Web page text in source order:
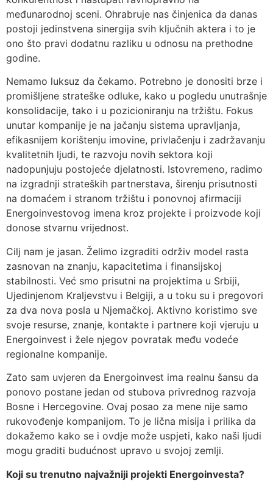
međunarodnoj sceni. Ohrabruje nas činjenica da danas
postoji jedinstvena sinergija svih ključnih aktera i to je
ono što pravi dodatnu razliku u odnosu na prethodne
godine.
Nemamo luksuz da čekamo. Potrebno je donositi brze i
promišljene strateške odluke, kako u pogledu unutrašnje
konsolidacije, tako i u pozicioniranju na tržištu. Fokus
unutar kompanije je na jačanju sistema upravljanja,
efikasnijem korištenju imovine, privlačenju i zadržavanju
kvalitetnih ljudi, te razvoju novih sektora koji
nadopunjuju postojeće djelatnosti. Istovremeno, radimo
na izgradnji strateških partnerstava, širenju prisutnosti
na domaćem i stranom tržištu i ponovnoj afirmaciji
Energoinvestovog imena kroz projekte i proizvode koji
donose stvarnu vrijednost.
Cilj nam je jasan. Želimo izgraditi održiv model rasta
zasnovan na znanju, kapacitetima i finansijskoj
stabilnosti. Već smo prisutni na projektima u Srbiji,
Ujedinjenom Kraljevstvu i Belgiji, a u toku su i pregovori
za dva nova posla u Njemačkoj. Aktivno koristimo sve
svoje resurse, znanje, kontakte i partnere koji vjeruju u
Energoinvest i žele njegov povratak među vodeće
regionalne kompanije.
Zato sam uvjeren da Energoinvest ima realnu šansu da
ponovo postane jedan od stubova privrednog razvoja
Bosne i Hercegovine. Ovaj posao za mene nije samo
rukovođenje kompanijom. To je lična misija i prilika da
dokažemo kako se i ovdje može uspjeti, kako naši ljudi
mogu graditi budućnost upravo u svojoj zemlji.
Koji su trenutno najvažniji projekti Energoinvesta?